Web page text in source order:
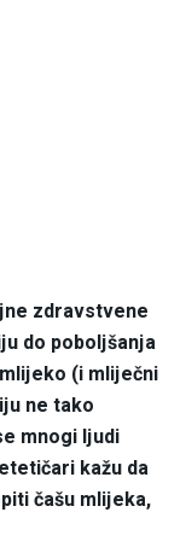
zdravstvene
do poboljšanja
(i mliječni
ne tako
mnogi ljudi
kažu da
čašu mlijeka,